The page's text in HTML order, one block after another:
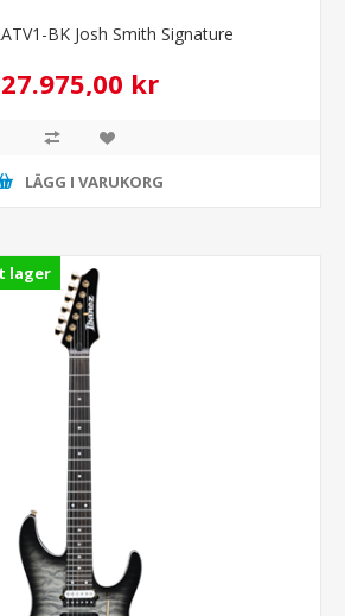
BK Josh Smith Signature
27.975,00 kr
LÄGG I VARUKORG
lager